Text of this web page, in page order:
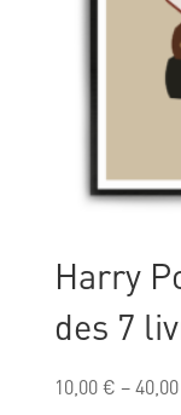
Harry
des 7
10,00€ –40,00